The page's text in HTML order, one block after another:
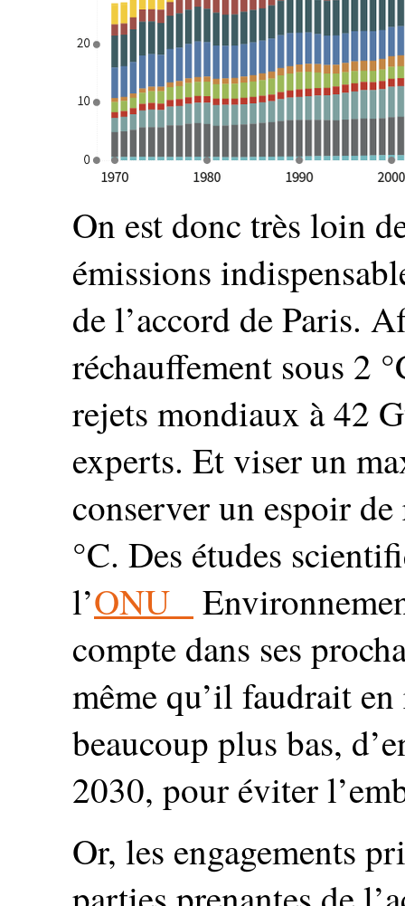
On est donc très loin
émissions
de l’accord de Paris.
réchauffement sous 2
rejets mondiaux à 42
experts. Et viser un
conserver un espoir
°C. Des études
l’ONU
compte dans ses
même qu’il faudrait
beaucoup plus bas,
2030, pour éviter
Or, les engagements